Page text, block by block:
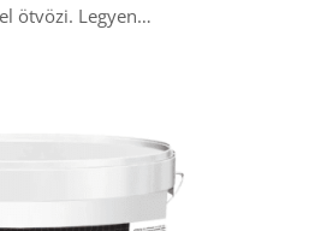
ötvözi. Legyen…